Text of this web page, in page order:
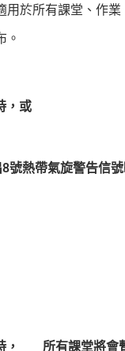
於所有課堂、作
。
，或
號熱帶氣旋警告信
所有課堂將會